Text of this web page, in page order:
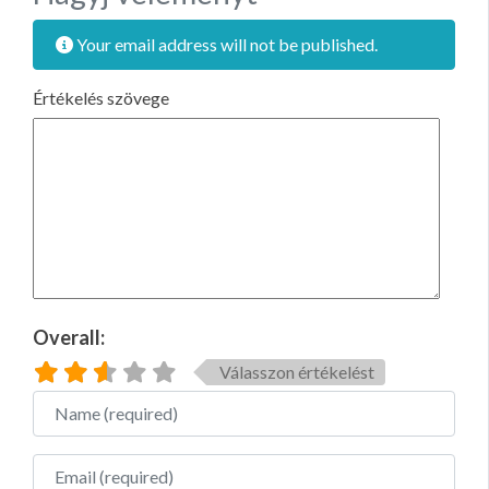
Your email address will not be published.
Értékelés szövege
Overall:
Válasszon értékelést
Name
Email